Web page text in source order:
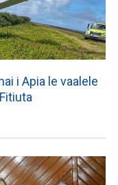
i Apia le vaalele